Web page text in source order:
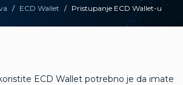
/ ECD Wallet / Pristupanje ECD Wallet-u
ECD Wallet potrebno je da imate